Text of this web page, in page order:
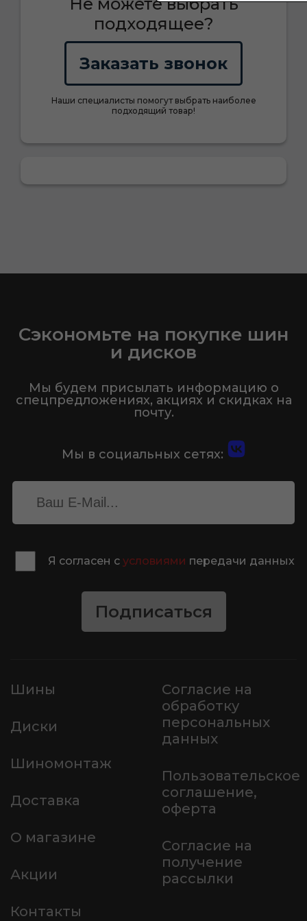
подходящее?
Заказать звонок
Наши специалисты помогут выбрать наиболее
подходящий товар!
Сэкономьте на покупке шин
и дисков
Мы будем присылать информацию о
спецпредложениях, акциях и скидках на
почту.
Мы в социальных сетях:
Я согласен с условиями передачи данных
Подписаться
Шины
Диски
Шиномонтаж
Доставка
О магазине
Акции
Контакты
Согласие на
обработку
персональных
данных
Пользовательское
соглашение,
оферта
Согласие на
получение
рассылки